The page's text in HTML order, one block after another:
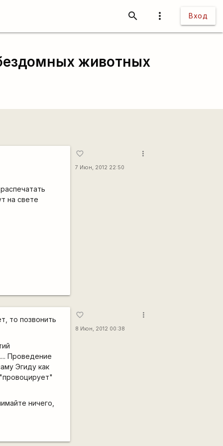
more_vert Вход
search
животных
на свете
favorite_border
7 Июн, 2012 22:50
more_vert
то позвонить
Проведение
Эгиду как
ничего,
favorite_border
8 Июн, 2012 00:38
more_vert